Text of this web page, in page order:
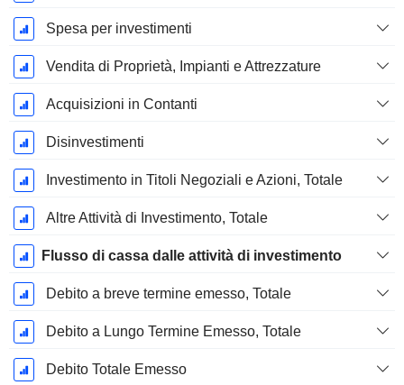
Spesa per investimenti
Vendita di Proprietà, Impianti e Attrezzature
Acquisizioni in Contanti
Disinvestimenti
Investimento in Titoli Negoziali e Azioni, Totale
Altre Attività di Investimento, Totale
Flusso di cassa dalle attività di investimento
Debito a breve termine emesso, Totale
Debito a Lungo Termine Emesso, Totale
Debito Totale Emesso